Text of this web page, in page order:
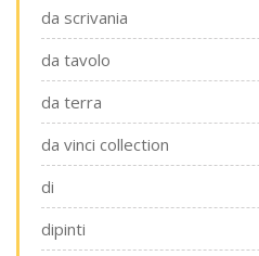
da scrivania
da tavolo
da terra
da vinci collection
di
dipinti